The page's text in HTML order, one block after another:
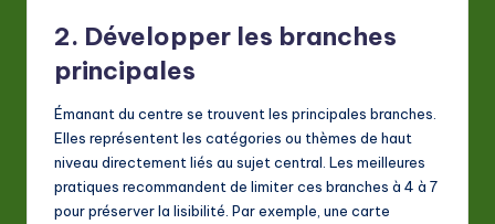
2. Développer les branches
principales
Émanant du centre se trouvent les principales branches.
Elles représentent les catégories ou thèmes de haut
niveau directement liés au sujet central. Les meilleures
pratiques recommandent de limiter ces branches à 4 à 7
pour préserver la lisibilité. Par exemple, une carte